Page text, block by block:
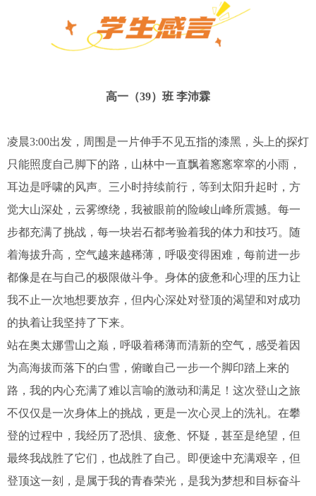
高一（39）班 李沛霖
凌晨3:00出发，周围是一片伸手不见五指的漆黑，头上的探灯
只能照度自己脚下的路，山林中一直飘着窸窸窣窣的小雨，
耳边是呼啸的风声。三小时持续前行，等到太阳升起时，方
觉大山深处，云雾缭绕，我被眼前的险峻山峰所震撼。每一
步都充满了挑战，每一块岩石都考验着我的体力和技巧。随
着海拔升高，空气越来越稀薄，呼吸变得困难，每前进一步
都像是在与自己的极限做斗争。身体的疲惫和心理的压力让
我不止一次地想要放弃，但内心深处对登顶的渴望和对成功
的执着让我坚持了下来。
站在奥太娜雪山之巅，呼吸着稀薄而清新的空气，感受着因
为高海拔而落下的白雪，俯瞰自己一步一个脚印踏上来的
路，我的内心充满了难以言喻的激动和满足！这次登山之旅
不仅仅是一次身体上的挑战，更是一次心灵上的洗礼。在攀
登的过程中，我经历了恐惧、疲惫、怀疑，甚至是绝望，但
最终我战胜了它们，也战胜了自己。即便途中充满艰辛，但
登顶这一刻，是属于我的青春荣光，是我为梦想和目标奋斗